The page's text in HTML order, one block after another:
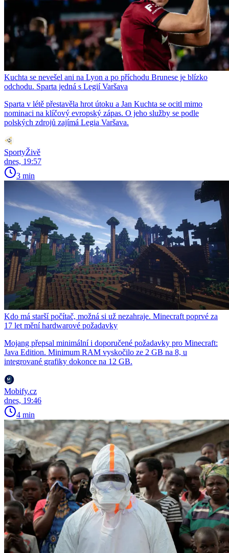
Kuchta se nevešel ani na Lyon a po příchodu Brunese je blízko
odchodu. Sparta jedná s Legií Varšava
Sparta v létě přestavěla hrot útoku a Jan Kuchta se ocitl mimo
nominaci na klíčový evropský zápas. O jeho služby se podle
polských zdrojů zajímá Legia Varšava.
SportyŽivě
dnes, 19:57
3 min
Kdo má starší počítač, možná si už nezahraje. Minecraft poprvé za
17 let mění hardwarové požadavky
Mojang přepsal minimální i doporučené požadavky pro Minecraft:
Java Edition. Minimum RAM vyskočilo ze 2 GB na 8, u
integrované grafiky dokonce na 12 GB.
Mobify.cz
dnes, 19:46
4 min